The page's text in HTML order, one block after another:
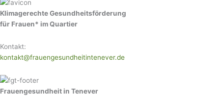
Klimagerechte Gesundheitsförderung
für Frauen* im Quartier
Kontakt:
kontakt@frauengesundheitintenever.de
Frauengesundheit in Tenever